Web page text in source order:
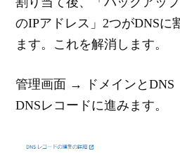
のIPアドレス」2つがDNSに
ます。これを解消します。
管理画面 → ドメインと
DNSレコードに進みます。